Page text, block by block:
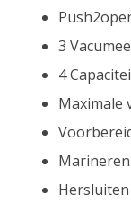
3
4
Maximale